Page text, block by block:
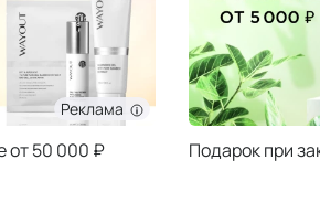
Реклама
от 50 000 ₽ Подарок при